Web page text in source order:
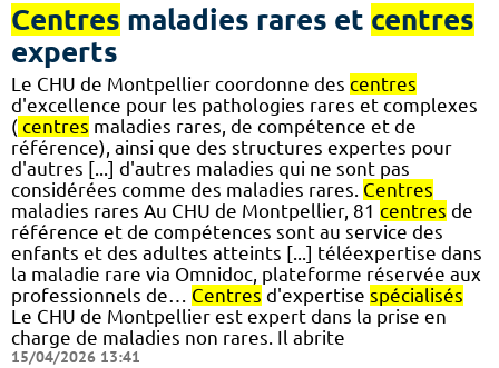
Centres maladies rares et centres
experts
Le CHU de Montpellier coordonne des centres
d'excellence pour les pathologies rares et complexes
( centres maladies rares, de compétence et de
référence), ainsi que des structures expertes pour
d'autres [...] d'autres maladies qui ne sont pas
considérées comme des maladies rares. Centres
maladies rares Au CHU de Montpellier, 81 centres de
référence et de compétences sont au service des
enfants et des adultes atteints [...] téléexpertise dans
la maladie rare via Omnidoc, plateforme réservée aux
professionnels de… Centres d'expertise spécialisés
Le CHU de Montpellier est expert dans la prise en
charge de maladies non rares. Il abrite
15/04/2026 13:41